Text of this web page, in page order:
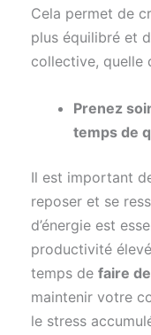
Cela permet de
plus équilibré et
collective, quelle
Prenez
temps de
Il est important
reposer et se
d’énergie est
productivité
temps de faire
maintenir votre
le stress